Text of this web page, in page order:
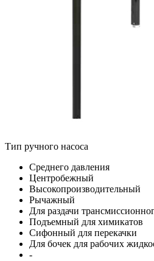
Тип ручного насоса
Среднего давления
Центробежный
Высокопроизводительный
Рычажный
Для раздачи
Подъемный для химикатов
Сифонный для перекачки
Для бочек для рабочих
-